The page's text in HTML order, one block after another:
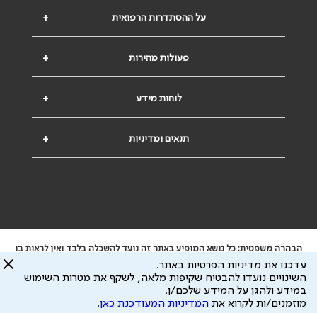
+ על ההסתדרות הרפואית
+ פעולות מהירות
+ לוחות מידע
+ תנאים ומדיניות
הבהרה משפטית: כל נושא המופיע באתר זה נועד להשכלה בלבד ואין לראות בו
ייעוץ רפואי או משפטי. אין הר"י אחראית לתוכן המתפרסם באתר זה ולכל נזק
שעלול להיגרם.
ידוע לי שהר"י אוספת ושומרת מידע אישי לצורך מתן השרות וכי חלק ממנו עשוי
להיות מועבר לצדדים שלישיים, הכל בכפוף למדיניות הפרטיות
עדכנו את מדיניות הפרטיות באתר.
השינויים נועדו להבטיח שקיפות מלאה, לשקף את מטרות השימוש
במידע ולהגן על המידע שלכם/ן.
מוזמנים/ות לקרוא את המדיניות המעודכנת כאן.